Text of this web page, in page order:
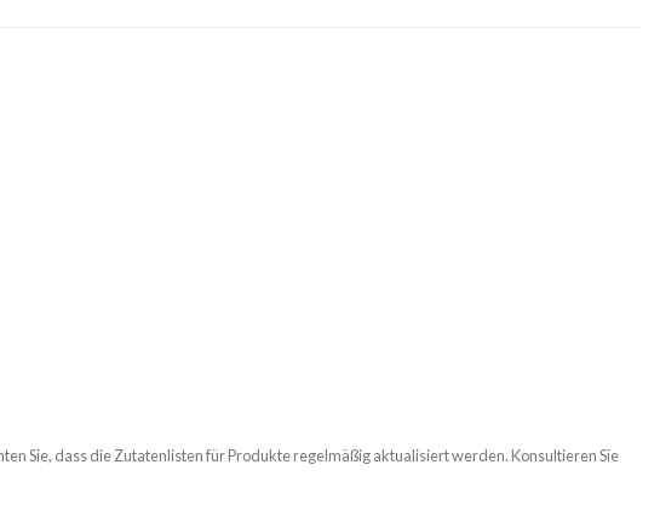
Sie, dass die Zutatenlisten für Produkte regelmäßig aktualisiert werden. Konsultieren Sie